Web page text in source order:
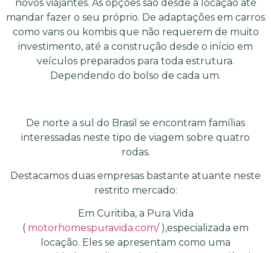
novos viajantes. As opções são desde a locação até
mandar fazer o seu próprio. De adaptações em carros
como vans ou kombis que não requerem de muito
investimento, até a construção desde o início em
veículos preparados para toda estrutura.
Dependendo do bolso de cada um.
De norte a sul do Brasil se encontram famílias
interessadas neste tipo de viagem sobre quatro
rodas.
Destacamos duas empresas bastante atuante neste
restrito mercado:
Em Curitiba, a Pura Vida
( motorhomespuravida.com/),especializada em
locação. Eles se apresentam como uma